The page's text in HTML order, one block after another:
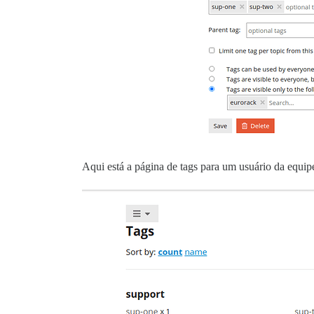
Aqui está a página de tags para um usuário da